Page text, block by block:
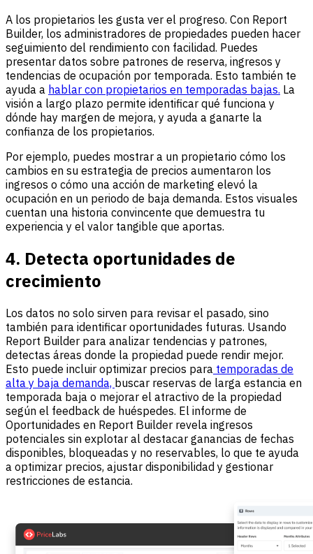
A los propietarios les gusta ver el progreso. Con Report
Builder, los administradores de propiedades pueden hacer
seguimiento del rendimiento con facilidad. Puedes
presentar datos sobre patrones de reserva, ingresos y
tendencias de ocupación por temporada. Esto también te
ayuda a hablar con propietarios en temporadas bajas. La
visión a largo plazo permite identificar qué funciona y
dónde hay margen de mejora, y ayuda a ganarte la
confianza de los propietarios.
Por ejemplo, puedes mostrar a un propietario cómo los
cambios en su estrategia de precios aumentaron los
ingresos o cómo una acción de marketing elevó la
ocupación en un periodo de baja demanda. Estos visuales
cuentan una historia convincente que demuestra tu
experiencia y el valor tangible que aportas.
4. Detecta oportunidades de
crecimiento
Los datos no solo sirven para revisar el pasado, sino
también para identificar oportunidades futuras. Usando
Report Builder para analizar tendencias y patrones,
detectas áreas donde la propiedad puede rendir mejor.
Esto puede incluir optimizar precios para temporadas de
alta y baja demanda, buscar reservas de larga estancia en
temporada baja o mejorar el atractivo de la propiedad
según el feedback de huéspedes. El informe de
Oportunidades en Report Builder revela ingresos
potenciales sin explotar al destacar ganancias de fechas
disponibles, bloqueadas y no reservables, lo que te ayuda
a optimizar precios, ajustar disponibilidad y gestionar
restricciones de estancia.